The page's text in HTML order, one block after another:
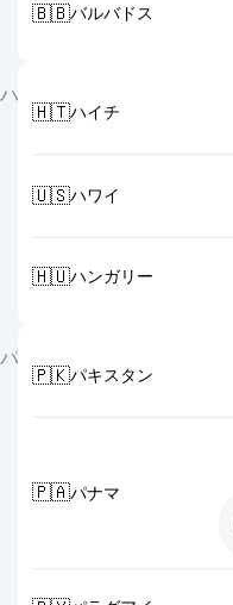
🇧🇧バルバドス
ハ
🇭🇹ハイチ
🇺🇸ハワイ
🇭🇺ハンガリー
パ
🇵🇰パキスタン
🇵🇦パナマ